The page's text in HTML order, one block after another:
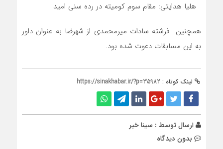
هلیا هدایتی: مقام سوم کومیته در رده سنی امید
همچنین فرشته سادات میرمحمدی از شهرضا به عنوان داور
به این مسابقات دعوت شده بود.
لینک کوتاه : https://sinakhabar.ir/?p=35982
ارسال توسط : سینا خبر
بدون دیدگاه